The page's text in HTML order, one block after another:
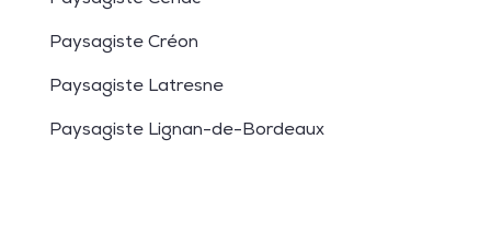
Paysagiste Créon
Paysagiste Latresne
Paysagiste Lignan-de-Bordeaux